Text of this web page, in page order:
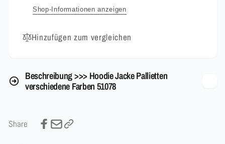
Shop-Informationen anzeigen
Hinzufügen zum vergleichen
Beschreibung >>> Hoodie Jacke Pallietten
verschiedene Farben 51078
Share